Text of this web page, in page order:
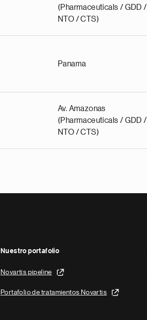
(Pharmaceuticals / GDD /
NTO / CTS)
Panama
Av. Amazonas
(Pharmaceuticals / GDD /
NTO / CTS)
Nuestro portafolio
Novartis pipeline
Portafolio de tratamientos Novartis